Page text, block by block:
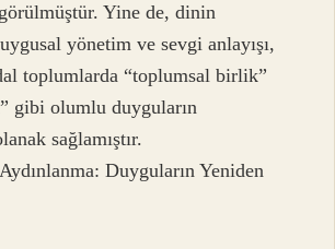
Yine de, dinin
yönetim ve sevgi anlayışı,
toplumlarda “toplumsal birlik”
gibi olumlu duyguların
sağlamıştır.
Duyguların Yeniden